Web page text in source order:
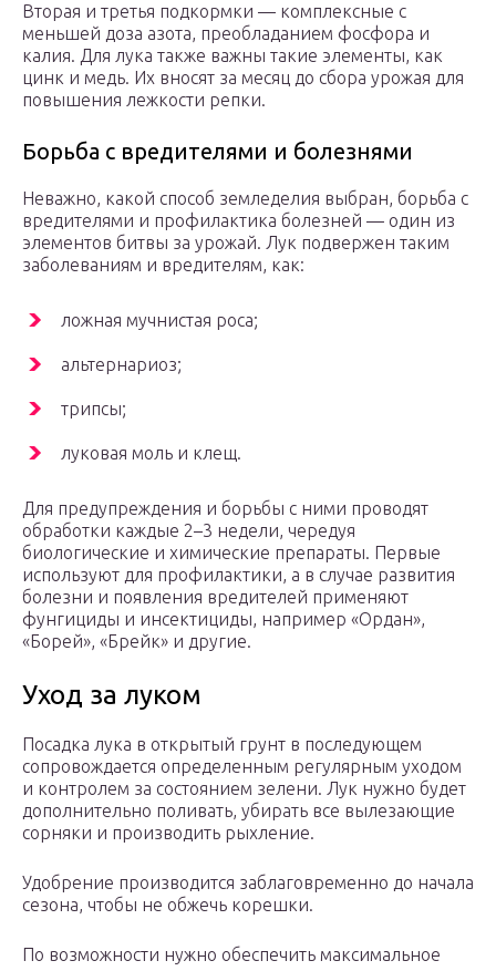
Вторая и третья подкормки — комплексные с
меньшей доза азота, преобладанием фосфора и
калия. Для лука также важны такие элементы, как
цинк и медь. Их вносят за месяц до сбора урожая для
повышения лежкости репки.
Борьба с вредителями и болезнями
Неважно, какой способ земледелия выбран, борьба с
вредителями и профилактика болезней — один из
элементов битвы за урожай. Лук подвержен таким
заболеваниям и вредителям, как:
ложная мучнистая роса;
альтернариоз;
трипсы;
луковая моль и клещ.
Для предупреждения и борьбы с ними проводят
обработки каждые 2–3 недели, чередуя
биологические и химические препараты. Первые
используют для профилактики, а в случае развития
болезни и появления вредителей применяют
фунгициды и инсектициды, например «Ордан»,
«Борей», «Брейк» и другие.
Уход за луком
Посадка лука в открытый грунт в последующем
сопровождается определенным регулярным уходом
и контролем за состоянием зелени. Лук нужно будет
дополнительно поливать, убирать все вылезающие
сорняки и производить рыхление.
Удобрение производится заблаговременно до начала
сезона, чтобы не обжечь корешки.
По возможности нужно обеспечить максимальное